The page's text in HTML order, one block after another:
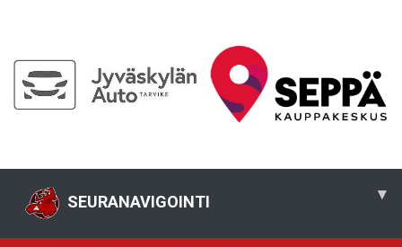
SEURANAVIGOINTI ▾